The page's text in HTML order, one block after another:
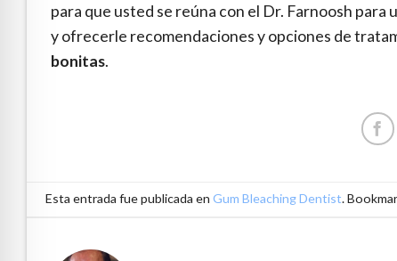
para que usted se reúna con el Dr. Farnoosh para
y ofrecerle recomendaciones y opciones de
bonitas.
Esta entrada fue publicada enGum Bleaching Dentist.